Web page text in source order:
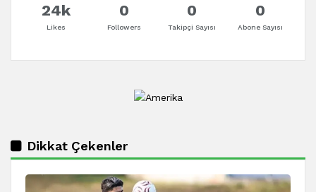
24k
Likes
0
Followers
0
Takipçi Sayısı
0
Abone Sayısı
Dikkat Çekenler